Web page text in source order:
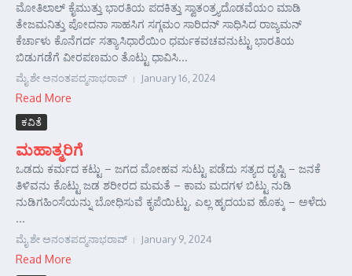
ಮೋತಿಲಾಲ್ ಕೈಮುತ್ತು ಭಾರತಿಯ ಪದಕಿತ್ತು ಸ್ವಾತಂತ್ರ್ಯದೊಡವೆಯಂ ಮಾಡಿ
ತೇಜಮನಿತ್ತು ಪೋದನಾ ಸಾಹಸಿಗ ಸಗ್ಗಮಂ ಸಾರಿದನ್ ಸಾಧಿಸಿದ ರಾಜ್ಯಮನ್
ಕೆರ್ಚಾಳು ಕೊನೆಗರ್ದ ಸತ್ಯಾಸಿಧಾರೆಯಿಂ ಧರ್ಮಕವಚವನುಟ್ಟು ಭಾರತಿಯ
ಬಿಡುಗಡೆಗೆ ವೀರಪಣಮಂ ತೊಟ್ಟು ಧಾವಿಸಿ...
ಮೈ ಶೇ ಅನಂತಪದ್ಮನಾಭರಾವ್ January 16, 2024
Read More
ಕವಿತೆ
ಮಹಾತ್ಮರಿಗೆ
ಒಡದು ಕರ್ಮದ ಕಟ್ಟು – ಜಗದ ಮೋಹವ ಸುಟ್ಟು ಪಡೆದು ಸತ್ಯದ ದೃಷ್ಟಿ – ಜನಕೆ
ತಿಳಿವನು ಕೊಟ್ಟು ಜಡ ಶರೀರದ ಮಮತೆ – ಕಾಮ ಮದಗಳ ಬಿಟ್ಟು ನುಡಿ
ನುಡಿಗಹಿಂಸೆಯನ್ನು ಬೋಧಿಸುವೆ ಕೃಪೆಯಿಟ್ಟು. ಎಲ್ಲ ಹೃದಯವ ಹೊಕ್ಕು – ಅಳೆದು
...
ಮೈ ಶೇ ಅನಂತಪದ್ಮನಾಭರಾವ್ January 9, 2024
Read More